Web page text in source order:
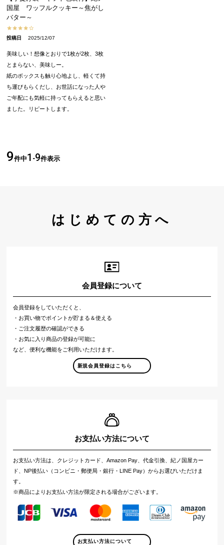
国屋 ワッフルクッキー～焦がし
バター～
投稿日 2025/12/07
美味しい！想像とおりで1枚が2枚、3枚
とまらない、美味しー。
紙のボックスも触り心地よし、軽くて持
ち運びもらくだし、お世話になった人や
ご年配にも気軽に持ってもらえると思い
ました。リピートします。
9件中1 -9件表示
はじめての方へ
会員登録について
会員登録をしていただくと、
・お買い物でポイントが貯まる＆使える
・ご注文履歴の確認ができる
・お気に入り商品の登録が可能に
など、便利な機能をご利用いただけます。
新規会員登録はこちら
お支払い方法について
お支払い方法は、クレジットカード、Amazon Pay、代金引換、紀ノ国屋カー
ド、NP後払い（コンビニ・郵便局・銀行・LINE Pay）からお選びいただけま
す。
※商品によりお支払い方法が限定される場合がございます。
お支払い方法について